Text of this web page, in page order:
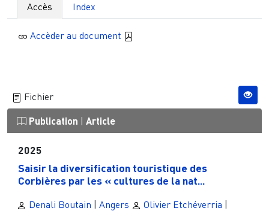
Accès Index
Accèder au document
Fichier
Publication Article
2025
Saisir la diversification touristique des
Corbières par les « cultures de la nat...
Denali Boutain | Angers Olivier Etchéverria |